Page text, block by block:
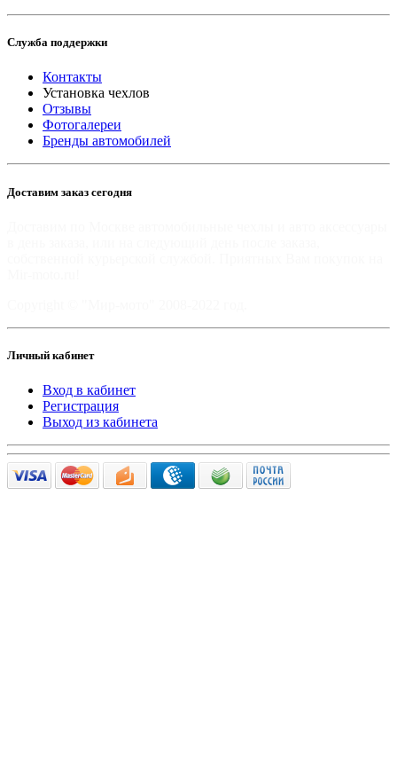
Служба поддержки
Контакты
Установка чехлов
Отзывы
Фотогалереи
Бренды автомобилей
Доставим заказ сегодня
Личный кабинет
Вход в кабинет
Регистрация
Выход из кабинета